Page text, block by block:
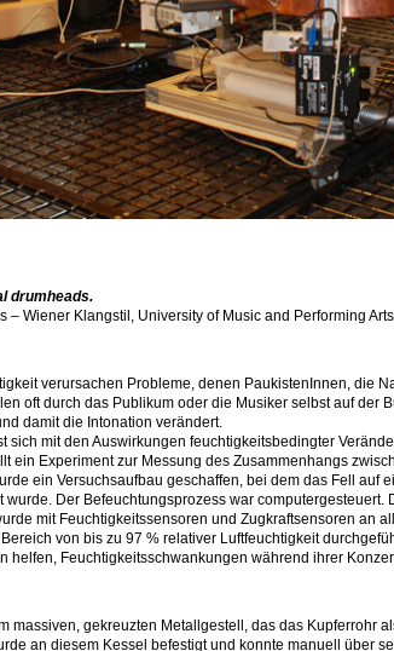
drumheads.
– Wiener Klangstil, University of Music and Performing Arts
verursachen Probleme, denen PaukistenInnen, die
oft durch das Publikum oder die Musiker selbst auf der
damit die Intonation verändert.
sich mit den Auswirkungen feuchtigkeitsbedingter
ein Experiment zur Messung des Zusammenhangs
ein Versuchsaufbau geschaffen, bei dem das Fell auf
wurde. Der Befeuchtungsprozess war
mit Feuchtigkeitssensoren und Zugkraftsensoren an
von bis zu 97 % relativer Luftfeuchtigkeit
helfen, Feuchtigkeitsschwankungen während ihrer
massiven, gekreuzten Metallgestell, das das Kupferrohr
an diesem Kessel befestigt und konnte manuell über